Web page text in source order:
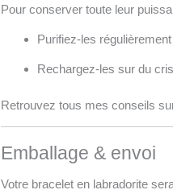
Pour conserver toute leur
Purifiez-les
Rechargez-les sur du
Retrouvez tous mes conseils
Emballage & envoi
Votre bracelet en labradorite